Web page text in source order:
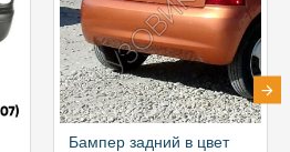
Бампер задний в цвет